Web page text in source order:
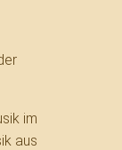
im
aus